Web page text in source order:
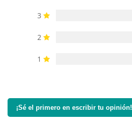
3
2
1
¡Sé el primero en escribir tu opinión!